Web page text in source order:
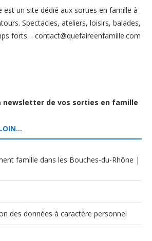
est un site dédié aux sorties en famille à
Spectacles, ateliers, loisirs, balades,
forts… contact@quefaireenfamille.com
newsletter de vos sorties en famille
famille dans les Bouches-du-Rhône |
des données à caractère personnel